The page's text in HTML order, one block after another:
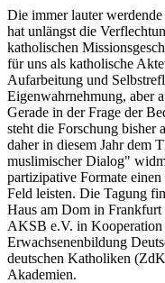
Die immer lauter
hat unlängst die
katholischen
für uns als katholische
Aufarbeitung und
Eigenwahrnehmung, aber
Gerade in der Frage der
steht die Forschung bisher
daher in diesem Jahr dem
muslimischer Dialog"
partizipative Formate
Feld leisten. Die Tagung
Haus am Dom in
AKSB e.V. in Kooperation
Erwachsenenbildung
deutschen Katholiken
Akademien.